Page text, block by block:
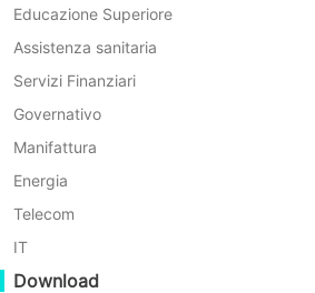
Educazione Superiore
Assistenza sanitaria
Servizi Finanziari
Governativo
Manifattura
Energia
Telecom
IT
Download
Fase 1.Seleziona il punto di ripristino
ripristino disponibili. Seleziona
semplicemente il punto di ripristino
Proxmox che desideri ripristinare,
inserisci un nome per l'attività e fai
clic su